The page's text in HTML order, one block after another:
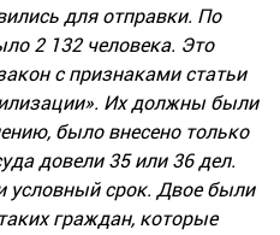
для отправки. По
2 132 человека. Это
с признаками статьи
Их должны были
, было внесено только
довели 35 или 36 дел.
условный срок. Двое были
граждан, которые